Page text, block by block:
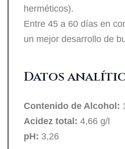
herméticos).
Entre 45 a 60 días en
un mejor desarrollo de
Datos
Contenido de Alcohol:
Acidez total: 4,66 g/l
pH: 3,26